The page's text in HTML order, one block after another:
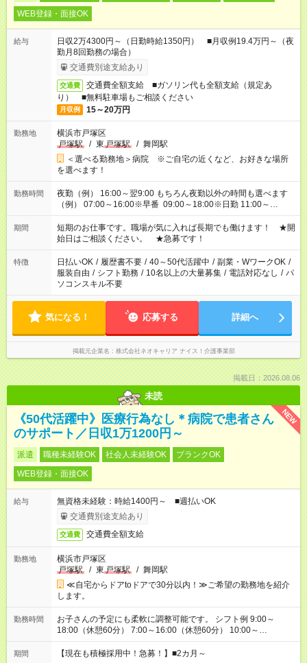
WEB登録・面接OK
給与
日収2万4300円～（日勤時給1350円） ■月収例19.4万円～（夜
勤月8回勤務の場合）
交通費別途支給あり
交通費
交通費全額支給 ■ガソリン代も全額支給（規定あ
り） ■無料駐車場もご相談ください
月収例 15～20万円
勤務地
横浜市戸塚区
戸塚駅
/ 東 戸塚駅 / 舞岡駅
＜選べる勤務地＞病院 ※ご自宅の近くなど、お好きな場所
を選べます！
勤務時間
夜勤（例） 16:00～翌9:00 もちろん夜勤以外の時間も選べます
（例） 07:00～16:00※早番 09:00～18:00※日勤 11:00～
20:00※遅番 ※時間は、固定・選べる施設もあるので、ご希望が
あれば調整できます！ ※シフト制。勤務地により実働時間が異
なります。★家庭の都合でお休みが必要な場合も遠慮なくご相談
ください。
期間
短期のお仕事です。職場が気に入れば長期でも働けます！ ★開
始日はご相談ください。 ★急募です！
特徴 日払いOK / 履歴書不要 / 40～50代活躍中 / 副業・WワークOK /
服装自由 / シフト勤務 / 10名以上の大量募集 / 電話対応なし / パ
ソコンスキル不要
気になる！ 応募する 詳細へ
掲載元企業名 株式会社ネオキャリア ナイス！介護事業部
掲載日：2026.08.06
未読
NEW
《50代活躍中》医療行為なし＊病院で患者さん
のサポート／日収1万1200円～
派遣 職種未経験OK 社会人未経験OK
ブランクOK
WEB登録・面接OK
給与
無資格未経験：時給1400円～ ■週払いOK
交通費別途支給あり
交通費 交通費全額支給
勤務地
横浜市戸塚区
戸塚駅
/ 東 戸塚駅 / 舞岡駅
≪自宅からドアtoドアで30分以内！≫ご希望の勤務地を紹介
します。
勤務時間
お子さんの予定にも柔軟に調整可能です。 シフト例 9:00～
18:00（休憩60分） 7:00～16:00（休憩60分） 10:00～
19:00（休憩60分） ※Wワーク希望の方へ 今ご覧のお仕事で希
望する勤務時間と、もう1つのお仕事の勤務時間の合計が 週40
期間 【現在も積極採用中！急募！】■2カ月～